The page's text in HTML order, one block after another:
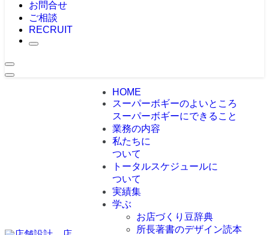
お問合せ
ご相談
RECRUIT
HOME
スーパーボギーのよいところ
スーパーボギーにできること
業務の内容
私たちに
ついて
トータルスケジュールに
ついて
実績集
学ぶ
お店づくり豆辞典
所長著書のデザイン読本